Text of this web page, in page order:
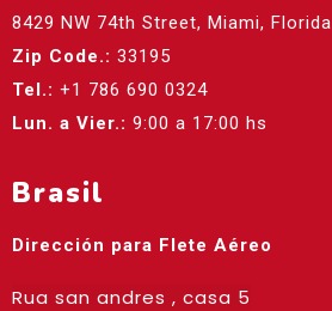
8429 NW 74th Street, Miami, Florida
Zip Code.: 33195
Tel.: +1 786 690 0324
Lun. a Vier.: 9:00 a 17:00 hs
Brasil
Dirección para Flete Aéreo
Rua san andres , casa 5